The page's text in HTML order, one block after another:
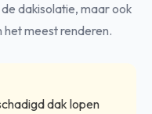
dakisolatie, maar ook
meest renderen.
dak lopen